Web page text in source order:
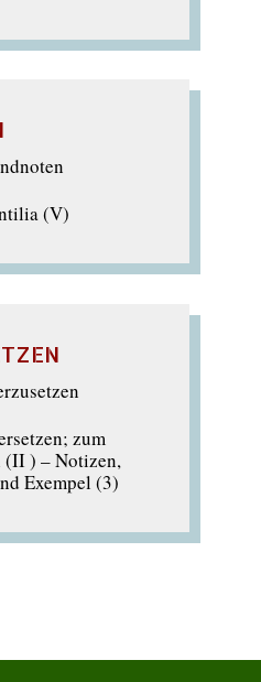
(V)
zum
(II ) – Notizen,
Exempel (3)